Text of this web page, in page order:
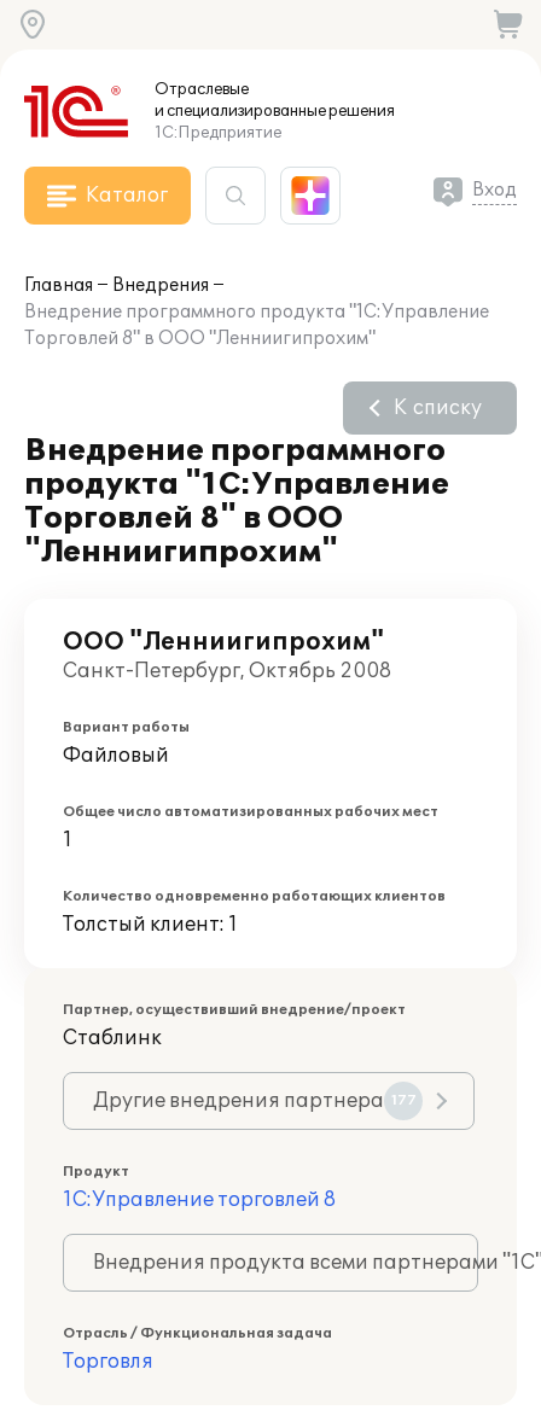
Отраслевые
и специализированныерешения
1С:Предприятие
Каталог Вход
Главная
Внедрения
Внедрение программного продукта "1С:Управление
Торговлей 8" в ООО "Ленниигипрохим"
Внедрение программного
продукта "1С:Управление
Торговлей 8" в ООО
"Ленниигипрохим"
К списку
ООО "Ленниигипрохим"
Санкт-Петербург, Октябрь 2008
Вариант работы
Файловый
Общее число автоматизированных рабочих мест
1
Количество одновременно работающих клиентов
Толстый клиент: 1
Партнер, осуществивший внедрение/проект
Стаблинк
Другие внедрения партнера 177
Продукт
1С:Управление торговлей 8
Внедрения продукта всеми партнерами
Отрасль / Функциональная задача
Торговля